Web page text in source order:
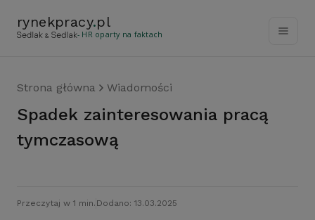
rynekpracy.pl
- HR oparty na faktach
Strona główna Wiadomości
Spadek zainteresowania pracą
tymczasową
Przeczytaj w 1 min. Dodano: 13.03.2025